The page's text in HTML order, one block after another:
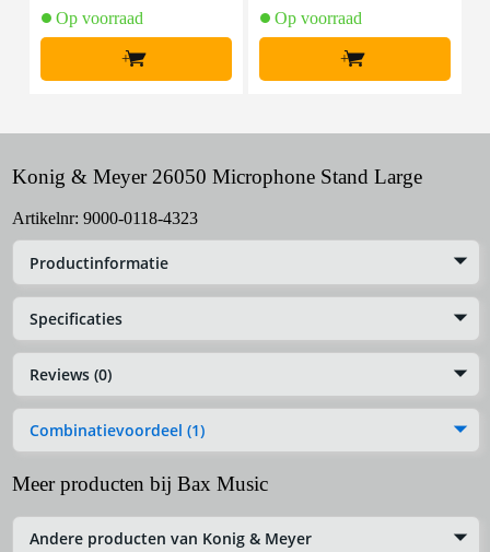
Op voorraad
+
Op voorraad
+
Konig & Meyer 26050 Microphone Stand Large
Artikelnr: 9000-0118-4323
Productinformatie
Specificaties
Reviews (0)
Combinatievoordeel (1)
Meer producten bij Bax Music
Andere producten van Konig & Meyer